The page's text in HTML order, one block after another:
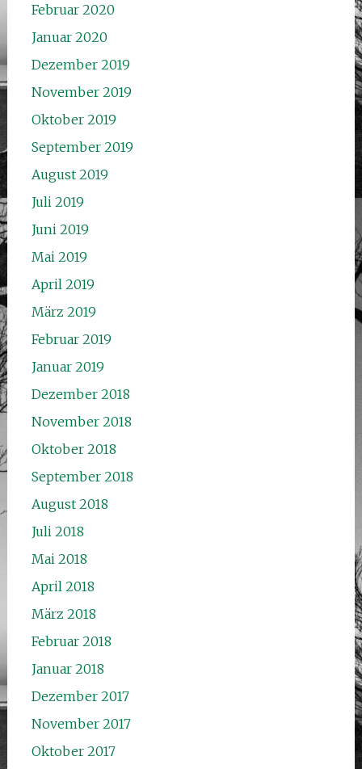
Februar 2020
Januar 2020
Dezember 2019
November 2019
Oktober 2019
September 2019
August 2019
Juli 2019
Juni 2019
Mai 2019
April 2019
März 2019
Februar 2019
Januar 2019
Dezember 2018
November 2018
Oktober 2018
September 2018
August 2018
Juli 2018
Mai 2018
April 2018
März 2018
Februar 2018
Januar 2018
Dezember 2017
November 2017
Oktober 2017